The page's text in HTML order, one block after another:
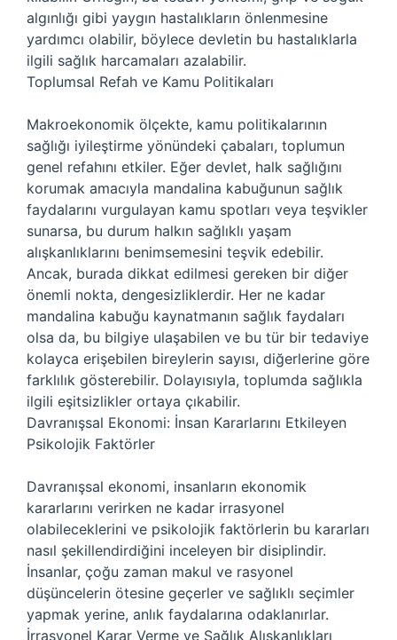
algınlığı gibi yaygın hastalıkların önlenmesine
yardımcı olabilir, böylece devletin bu hastalıklarla
ilgili sağlık harcamaları azalabilir.
Toplumsal Refah ve Kamu Politikaları
Makroekonomik ölçekte, kamu politikalarının
sağlığı iyileştirme yönündeki çabaları, toplumun
genel refahını etkiler. Eğer devlet, halk sağlığını
korumak amacıyla mandalina kabuğunun sağlık
faydalarını vurgulayan kamu spotları veya teşvikler
sunarsa, bu durum halkın sağlıklı yaşam
alışkanlıklarını benimsemesini teşvik edebilir.
Ancak, burada dikkat edilmesi gereken bir diğer
önemli nokta, dengesizliklerdir. Her ne kadar
mandalina kabuğu kaynatmanın sağlık faydaları
olsa da, bu bilgiye ulaşabilen ve bu tür bir tedaviye
kolayca erişebilen bireylerin sayısı, diğerlerine göre
farklılık gösterebilir. Dolayısıyla, toplumda sağlıkla
ilgili eşitsizlikler ortaya çıkabilir.
Davranışsal Ekonomi: İnsan Kararlarını Etkileyen
Psikolojik Faktörler
Davranışsal ekonomi, insanların ekonomik
kararlarını verirken ne kadar irrasyonel
olabileceklerini ve psikolojik faktörlerin bu kararları
nasıl şekillendirdiğini inceleyen bir disiplindir.
İnsanlar, çoğu zaman makul ve rasyonel
düşüncelerin ötesine geçerler ve sağlıklı seçimler
yapmak yerine, anlık faydalarına odaklanırlar.
İrrasyonel Karar Verme ve Sağlık Alışkanlıkları